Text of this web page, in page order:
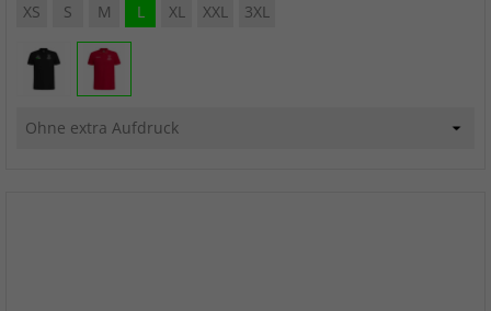
XS S M L XL XXL 3XL